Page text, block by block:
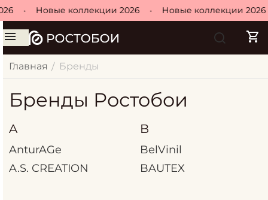
• Новые коллекции 2026 • Новые коллекции 2026
Главная / Бренды
Бренды Ростобои
A
AnturAGe
A.S. CREATION
B
BelVinil
BAUTEX